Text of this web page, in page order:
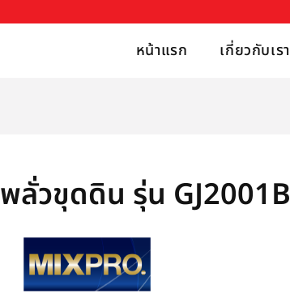
หน้าแรก เกี่ยวกับเรา
พลั่วขุดดิน รุ่น GJ2001B